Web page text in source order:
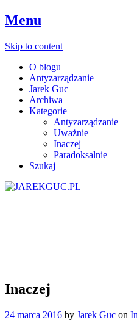
Menu
Skip to content
O blogu
Antyzarządzanie
Jarek Guc
Archiwa
Kategorie
Antyzarządzanie
Uważnie
Inaczej
Paradoksalnie
Szukaj
Inaczej
24 marca 2016 by Jarek Guc on